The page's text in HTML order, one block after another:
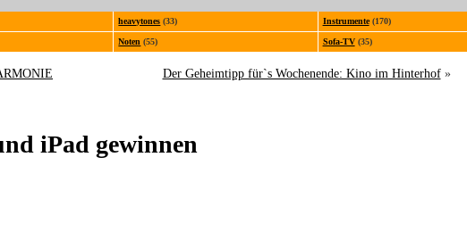
heavytones (33) Instrumente(170)
Noten (55) Sofa-TV(35)
Der Geheimtipp für`s Wochenende: Kino im Hinterhof»
iPad gewinnen